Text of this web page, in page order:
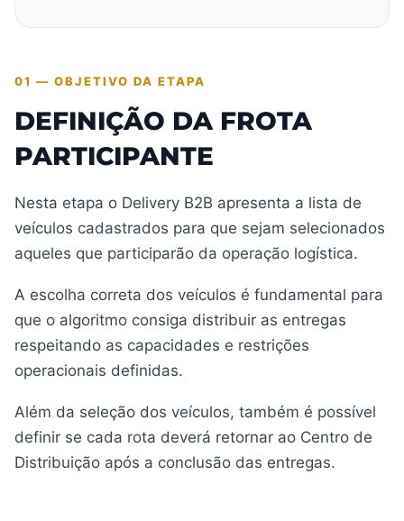
01 — OBJETIVO DA ETAPA
DEFINIÇÃO DA FROTA
PARTICIPANTE
Nesta etapa o Delivery B2B apresenta a lista de
veículos cadastrados para que sejam selecionados
aqueles que participarão da operação logística.
A escolha correta dos veículos é fundamental para
que o algoritmo consiga distribuir as entregas
respeitando as capacidades e restrições
operacionais definidas.
Além da seleção dos veículos, também é possível
definir se cada rota deverá retornar ao Centro de
Distribuição após a conclusão das entregas.